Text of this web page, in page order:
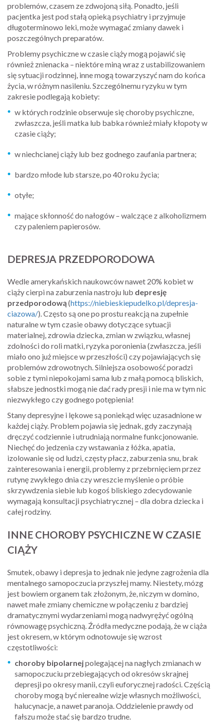
problemów, czasem ze zdwojoną siłą. Ponadto, jeśli
pacjentka jest pod stałą opieką psychiatry i przyjmuje
długoterminowo leki, może wymagać zmiany dawek i
poszczególnych preparatów.
Problemy psychiczne w czasie ciąży mogą pojawić się
również znienacka – niektóre miną wraz z ustabilizowaniem
się sytuacji rodzinnej, inne mogą towarzyszyć nam do końca
życia, w różnym nasileniu. Szczególnemu ryzyku w tym
zakresie podlegają kobiety:
w których rodzinie obserwuje się choroby psychiczne,
zwłaszcza, jeśli matka lub babka również miały kłopoty w
czasie ciąży;
w niechcianej ciąży lub bez godnego zaufania partnera;
bardzo młode lub starsze, po 40 roku życia;
otyłe;
mające skłonność do nałogów – walczące z alkoholizmem
czy paleniem papierosów.
DEPRESJA PRZEDPORODOWA
Wedle amerykańskich naukowców nawet 20% kobiet w
ciąży cierpi na zaburzenia nastroju lub depresję
przedporodową(https://niebieskiepudelko.pl/depresja-
ciazowa/). Często są one po prostu reakcją na zupełnie
naturalne w tym czasie obawy dotyczące sytuacji
materialnej, zdrowia dziecka, zmian w związku, własnej
zdolności do roli matki, ryzyka poronienia (zwłaszcza, jeśli
miało ono już miejsce w przeszłości) czy pojawiających się
problemów zdrowotnych. Silniejsza osobowość poradzi
sobie z tymi niepokojami sama lub z małą pomocą bliskich,
słabsze jednostki mogą nie dać rady presji i nie ma w tym nic
niezwykłego czy godnego potępienia!
Stany depresyjne i lękowe są poniekąd więc uzasadnione w
każdej ciąży. Problem pojawia się jednak, gdy zaczynają
dręczyć codziennie i utrudniają normalne funkcjonowanie.
Niechęć do jedzenia czy wstawania z łóżka, apatia,
izolowanie się od ludzi, częsty płacz, zaburzenia snu, brak
zainteresowania i energii, problemy z przebrnięciem przez
rutynę zwykłego dnia czy wreszcie myślenie o próbie
skrzywdzenia siebie lub kogoś bliskiego zdecydowanie
wymagają konsultacji psychiatrycznej – dla dobra dziecka i
całej rodziny.
INNE CHOROBY PSYCHICZNE W CZASIE
CIĄŻY
Smutek, obawy i depresja to jednak nie jedyne zagrożenia dla
mentalnego samopoczucia przyszłej mamy. Niestety, mózg
jest bowiem organem tak złożonym, że, niczym w domino,
nawet małe zmiany chemiczne w połączeniu z bardziej
dramatycznymi wydarzeniami mogą nadwyrężyć ogólną
równowagę psychiczną. Źródła medyczne podają, że w ciąża
jest okresem, w którym odnotowuje się wzrost
częstotliwości:
choroby bipolarnejpolegającej na nagłych zmianach w
samopoczuciu przebiegających od okresów skrajnej
depresji po okresy manii, czyli euforycznej radości. Częścią
choroby mogą być nierealne wizje własnych możliwości,
halucynacje, a nawet paranoja. Oddzielenie prawdy od
fałszu może stać się bardzo trudne.